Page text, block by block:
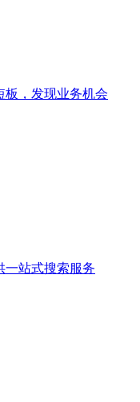
板，发现业务机会
一站式搜索服务